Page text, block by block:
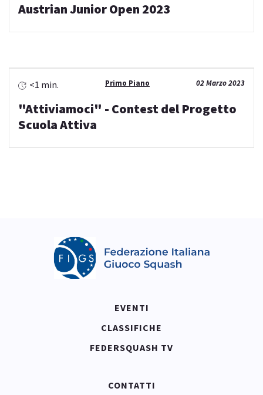
Austrian Junior Open 2023
02 Marzo 2023
Primo Piano
<1 min.
"Attiviamoci" - Contest del Progetto
Scuola Attiva
EVENTI
CLASSIFICHE
FEDERSQUASH TV
CONTATTI